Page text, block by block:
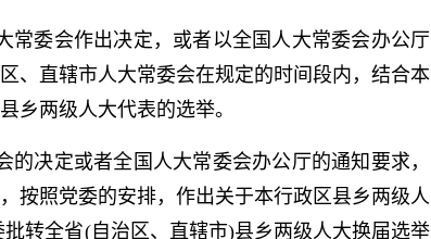
委会作出决定，或者以全国人大常委会办公厅
、直辖市人大常委会在规定的时间段内，结合本
乡两级人大代表的选举。
决定或者全国人大常委会办公厅的通知要求，
按照党委的安排，作出关于本行政区县乡两级人
转全省(自治区、直辖市)县乡两级人大换届选举